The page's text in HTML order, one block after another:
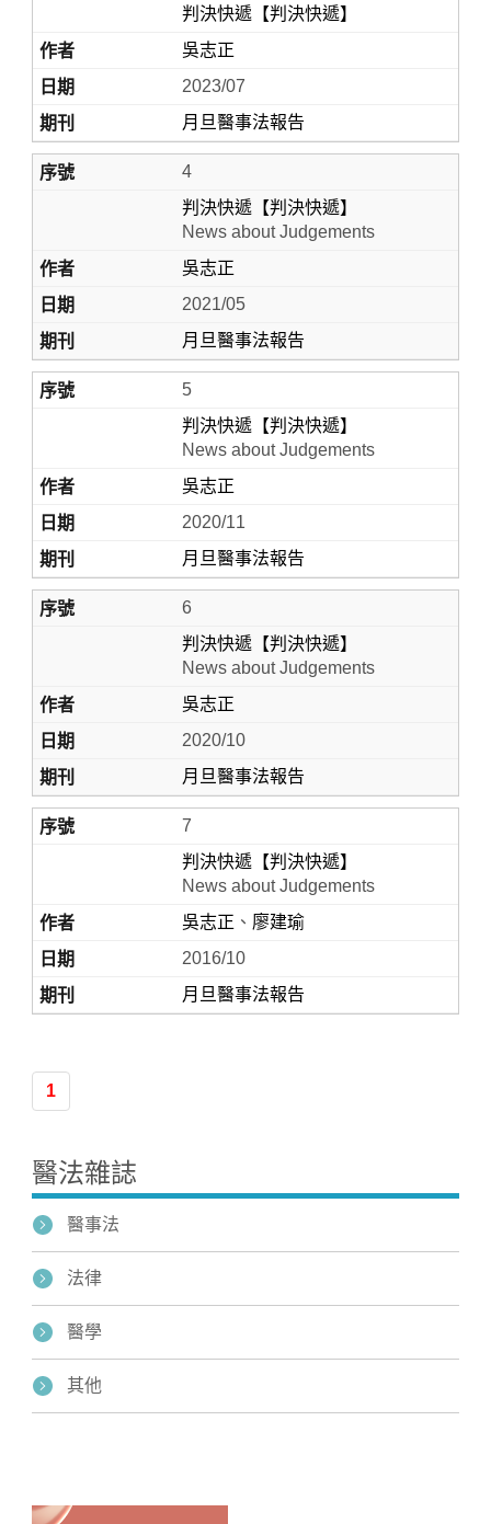
判決快遞【判決快遞】
吳志正
2023/07
月旦醫事法報告
4
判決快遞【判決快遞】
News about Judgements
吳志正
2021/05
月旦醫事法報告
5
判決快遞【判決快遞】
News about Judgements
吳志正
2020/11
月旦醫事法報告
6
判決快遞【判決快遞】
News about Judgements
吳志正
2020/10
月旦醫事法報告
7
判決快遞【判決快遞】
News about Judgements
吳志正 、 廖建瑜
2016/10
月旦醫事法報告
1
醫法雜誌
醫事法
法律
醫學
其他